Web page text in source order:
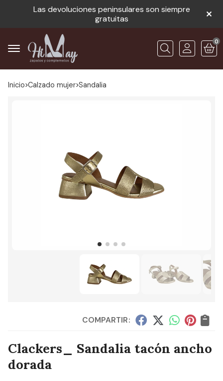
Las devoluciones peninsulares son siempre
gratuitas
Buscar
0
Inicio calzado mujer sandalia
COMPARTIR:
Clackers_ Sandalia tacón ancho
dorada